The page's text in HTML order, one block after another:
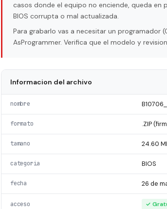
casos donde el equipo no enciende, queda en
BIOS corrupta o mal actualizada.
Para grabarlo vas a necesitar un programador
AsProgrammer. Verifica que el modelo y
Informacion del archivo
nombre
formato .ZIP
tamano 24.60
categoria BIOS
fecha 26 de
acceso ✓